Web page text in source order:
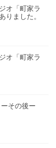
オ「町家ラ
りました。
オ「町家ラ
その後ー